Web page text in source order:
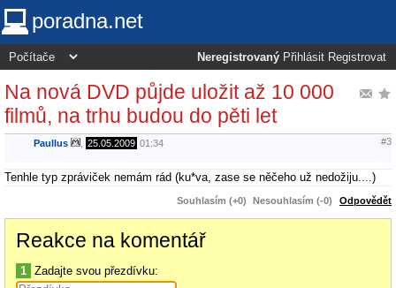
poradna.net
Neregistrovaný Přihlásit Registrovat
Na nová DVD půjde uložit až 10 000
filmů, na trhu budou do pěti let
Paullus 25.05.2009 01:34 #3
Tenhle typ zpráviček nemám rád (ku*va, zase se něčeho už nedožiju....)
Souhlasím (+0) Nesouhlasím (-0) Odpovědět
Reakce na komentář
1 Zadajte svou přezdívku: